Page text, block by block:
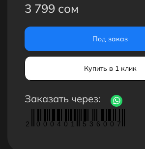
3 799 сом
Под заказ
Купить в 1 клик
Заказать через:
2 0 0 0 4 0 1 5 3 6 0 0 7